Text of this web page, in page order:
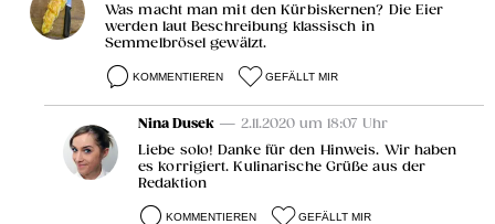
Was macht man mit den Kürbiskernen? Die Eier
werden laut Beschreibung klassisch in
Semmelbrösel gewälzt.
KOMMENTIEREN GEFÄLLT MIR
Nina Dusek — 2.11.2020 um 18:07 Uhr
Liebe solo! Danke für den Hinweis. Wir haben
es korrigiert. Kulinarische Grüße aus der
Redaktion
KOMMENTIEREN GEFÄLLT MIR